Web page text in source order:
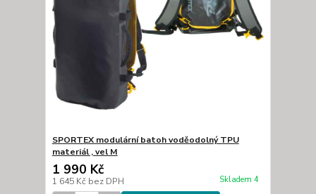
SPORTEX modulární batoh voděodolný TPU
materiál , vel M
1 990 Kč
1 645 Kč bez DPH Skladem 4